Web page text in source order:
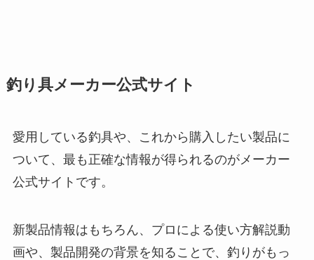
釣り具メーカー公式サイト
愛用している釣具や、これから購入したい製品に
ついて、最も正確な情報が得られるのがメーカー
公式サイトです。
新製品情報はもちろん、プロによる使い方解説動
画や、製品開発の背景を知ることで、釣りがもっ